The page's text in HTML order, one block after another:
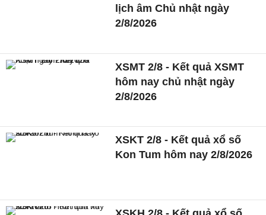
lịch âm Chủ nhật ngày
2/8/2026
XSMT 2/8 - Kết quả XSMT
hôm nay chủ nhật ngày
2/8/2026
XSKT 2/8 - Kết quả xổ số
Kon Tum hôm nay 2/8/2026